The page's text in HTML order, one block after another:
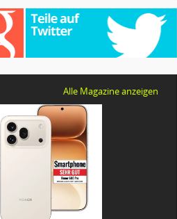
Alle Magazine anzeigen